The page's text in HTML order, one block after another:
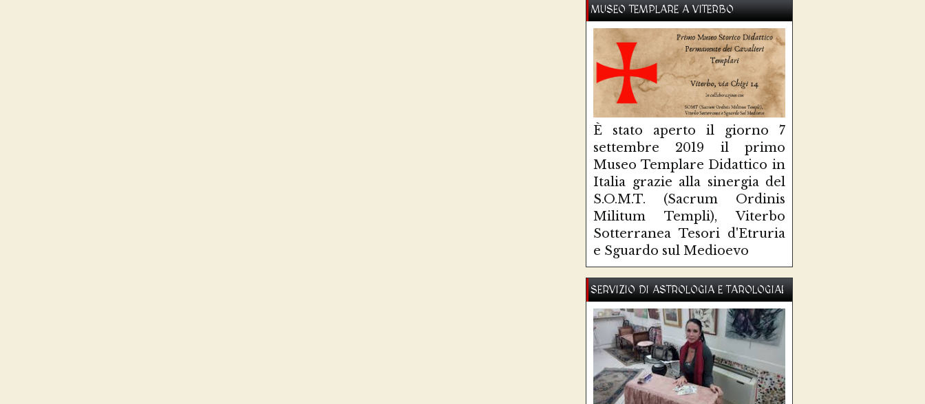
MUSEO TEMPLARE A VITERBO
È stato aperto il giorno 7
settembre 2019 il primo
Museo Templare Didattico in
Italia grazie alla sinergia del
S.O.M.T. (Sacrum Ordinis
Militum Templi), Viterbo
Sotterranea Tesori d'Etruria
e Sguardo sul Medioevo
SERVIZIO DI ASTROLOGIA E TAROLOGIA!